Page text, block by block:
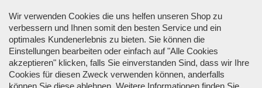
Stefan Gmyrek
Wir verwenden Cookies die uns helfen unseren Shop zu
verbessern und Ihnen somit den besten Service und ein
optimales Kundenerlebnis zu bieten. Sie können die
Einstellungen bearbeiten oder einfach auf "Alle Cookies
akzeptieren" klicken, falls Sie einverstanden Sind, dass wir Ihre
Cookies für diesen Zweck verwenden können, anderfalls
können Sie diese ablehnen . Weitere Informationen finden Sie